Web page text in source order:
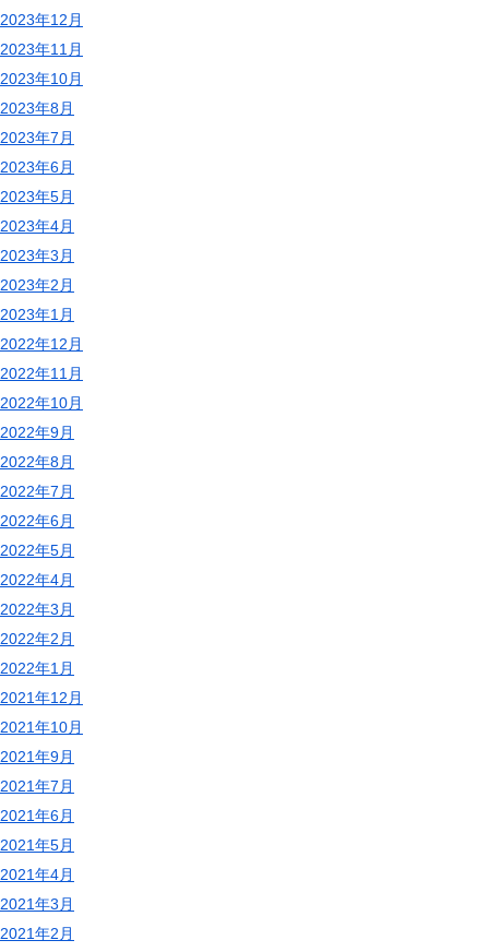
2023年12月
2023年11月
2023年10月
2023年8月
2023年7月
2023年6月
2023年5月
2023年4月
2023年3月
2023年2月
2023年1月
2022年12月
2022年11月
2022年10月
2022年9月
2022年8月
2022年7月
2022年6月
2022年5月
2022年4月
2022年3月
2022年2月
2022年1月
2021年12月
2021年10月
2021年9月
2021年7月
2021年6月
2021年5月
2021年4月
2021年3月
2021年2月